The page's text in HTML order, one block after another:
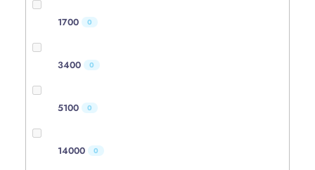
1700 0
3400 0
5100 0
14000 0